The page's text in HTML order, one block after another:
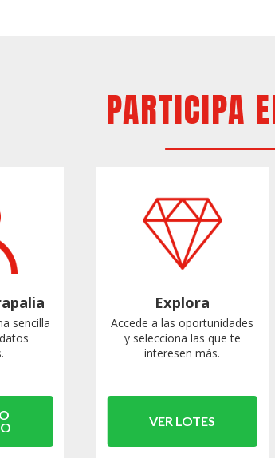
PARTICIPA
sencilla
Explora
Accede a las oportunidades
y selecciona las que te
interesen más.
VER LOTES